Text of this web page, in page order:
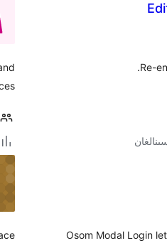
Re-
Osom Modal Login